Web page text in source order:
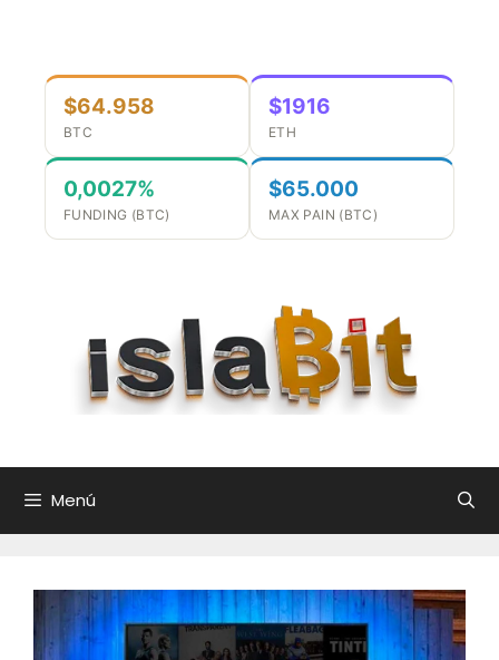
contenido
$64.958
BTC
$1916
ETH
0,0027%
FUNDING (BTC)
$65.000
MAX PAIN (BTC)
Menú